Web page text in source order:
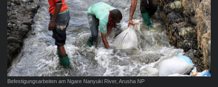
Befestigungsarbeiten am Ngare Nanyuki River, Arusha NP